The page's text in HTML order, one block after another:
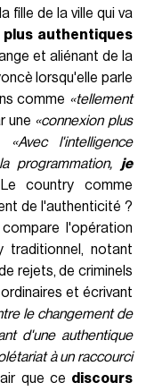
fille de la ville qui va
plus authentiques
et aliénant de la
lorsqu'elle parle
comme «tellement
une «connexion plus
«Avec l'intelligence
programmation, je
country comme
de l'authenticité ?
compare l'opération
traditionnel, notant
rejets, de criminels
et écrivant
le changement de
d'une authentique
à un raccourci
que ce discours